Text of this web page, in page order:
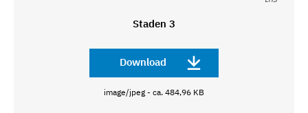
Staden 3
Download
image/jpeg - ca. 484,96 KB